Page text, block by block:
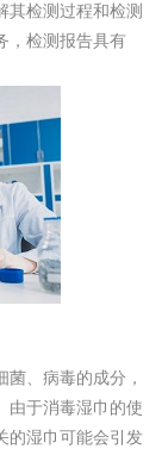
其检测过程和检测
，检测报告具有
、病毒的成分，
由于消毒湿巾的使
的湿巾可能会引发
聚丙烯酰胺检测
铝酸钙检测